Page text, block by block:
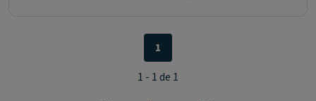
1
1 - 1 de 1